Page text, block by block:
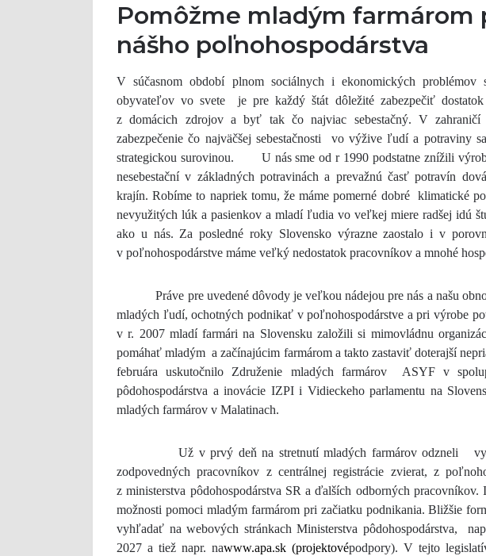
Pomôžme mladým farmárom
nášho poľnohospodárstva
V súčasnom období plnom sociálnych i ekonomických
obyvateľov vo svete je pre každý štát dôležité zabezpečiť
z domácich zdrojov a byť tak čo najviac sebestačný. V zahraničí
zabezpečenie čo najväčšej sebestačnosti vo výžive ľudí a potraviny
strategickou surovinou. U nás sme od r 1990 podstatne znížili
nesebestační v základných potravinách a prevažnú časť potravín
krajín. Robíme to napriek tomu, že máme pomerné dobré klimatické
nevyužitých lúk a pasienkov a mladí ľudia vo veľkej miere radšej idú
ako u nás. Za posledné roky Slovensko výrazne zaostalo i v
v poľnohospodárstve máme veľký nedostatok pracovníkov a mnohé
Práve pre uvedené dôvody je veľkou nádejou pre nás a našu
mladých ľudí, ochotných podnikať v poľnohospodárstve a pri výrobe
v r. 2007 mladí farmári na Slovensku založili si mimovládnu
pomáhať mladým a začínajúcim farmárom a takto zastaviť doterajší
februára uskutočnilo Združenie mladých farmárov ASYF v
pôdohospodárstva a inovácie IZPI i Vidieckeho parlamentu na
mladých farmárov v Malatinach.
Už v prvý deň na stretnutí mladých farmárov odzneli
zodpovedných pracovníkov z centrálnej registrácie zvierat, z
z ministerstva pôdohospodárstva SR a ďalších odborných pracovníkov.
možnosti pomoci mladým farmárom pri začiatku podnikania. Bližšie
vyhľadať na webových stránkach Ministerstva pôdohospodárstva,
2027 a tiež napr. nawww.apa.sk (projektovépodpory). V tejto